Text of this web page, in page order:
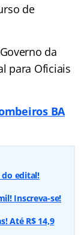
de
da
para Oficiais
BA
do edital!
Inscreva-se!
Até R$ 14,9